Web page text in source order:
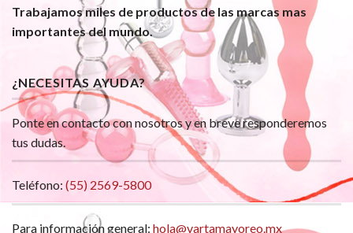
Trabajamos miles de productos de las marcas mas
importantes del mundo.
¿NECESITAS AYUDA?
Ponte en contacto con nosotros y en breve responderemos
tus dudas.
Teléfono: (55) 2569-5800
Para información general: hola@vartamayoreo.mx